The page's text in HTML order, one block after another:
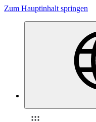
Zum Hauptinhalt springen